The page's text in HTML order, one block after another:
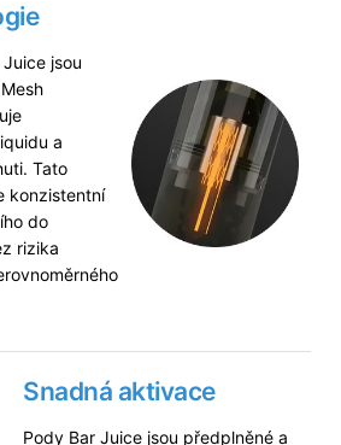
jsou
a
Tato
konzistentní
do
rizika
Snadná aktivace
Pody Bar Juice jsou předplněné a